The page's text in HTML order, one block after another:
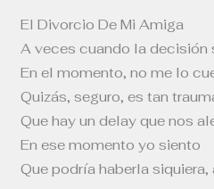
El Divorcio De Mi Amiga
A veces cuando la decisión
En el momento, no me lo
Quizás, seguro, es tan
Que hay un delay que nos
En ese momento yo siento
Que podría haberla siquiera,